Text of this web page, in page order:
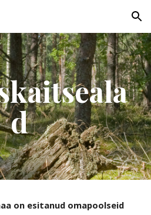
Skip to navigation
d
on esitanud omapoolseid